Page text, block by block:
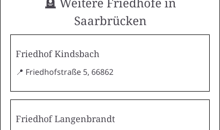
Saarbrücken
Friedhof Kindsbach
📍 Friedhofstraße 5, 66862
Friedhof Langenbrandt